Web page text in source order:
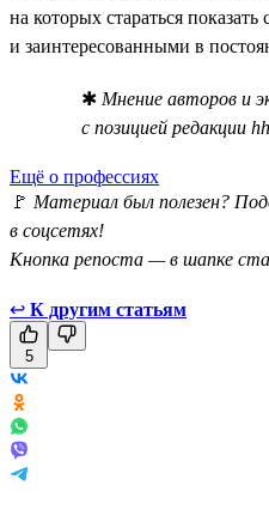
на которых стараться
и заинтересованными в
✱ Мнение авторов и
с позицией редакции
Ещё о профессиях
🚩 Материал был полезен?
в соцсетях!
Кнопка репоста — в шапке
↩ К другим статьям
5